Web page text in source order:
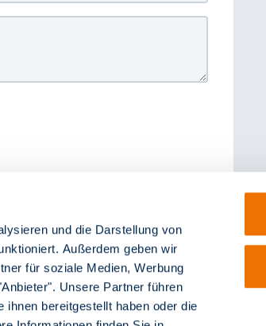
und die Darstellung von
Außerdem geben wir
für soziale Medien, Werbung
Unsere Partner führen
bereitgestellt haben oder die
Alle Rechte vorbehalten.